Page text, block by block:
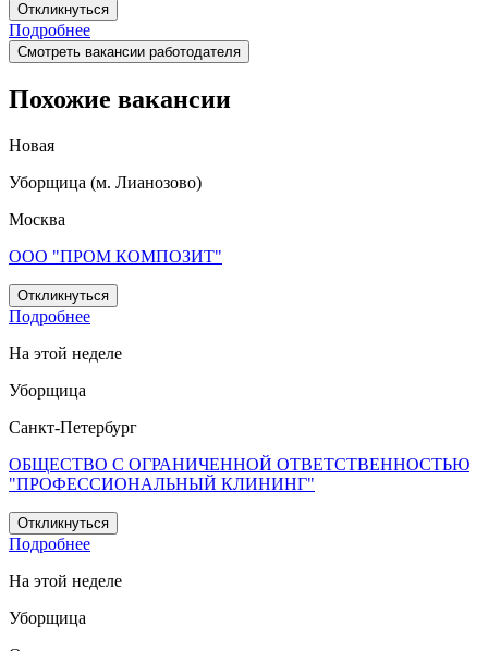
Откликнуться
Подробнее
Смотреть вакансии работодателя
Похожие вакансии
Новая
Уборщица (м. Лианозово)
Москва
ООО "ПРОМ КОМПОЗИТ"
Откликнуться
Подробнее
На этой неделе
Уборщица
Санкт-Петербург
ОБЩЕСТВО С ОГРАНИЧЕННОЙ ОТВЕТСТВЕННОСТЬЮ
"ПРОФЕССИОНАЛЬНЫЙ КЛИНИНГ"
Откликнуться
Подробнее
На этой неделе
Уборщица